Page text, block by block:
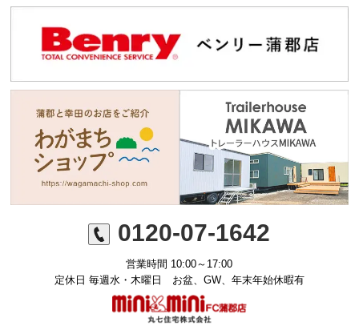
0120-07-1642
営業時間 10:00～17:00
定休日 毎週水・木曜日 お盆、GW、年末年始休暇有